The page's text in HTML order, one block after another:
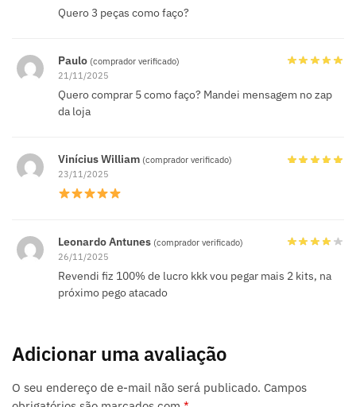
Quero 3 peças como faço?
Paulo (comprador verificado)
21/11/2025
Quero comprar 5 como faço? Mandei mensagem no zap
da loja
Vinícius William (comprador verificado)
23/11/2025
Leonardo Antunes (comprador verificado)
26/11/2025
Revendi fiz 100% de lucro kkk vou pegar mais 2 kits, na
próximo pego atacado
Adicionar uma avaliação
O seu endereço de e-mail não será publicado. Campos